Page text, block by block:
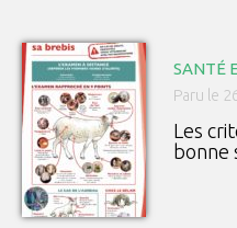
SANTÉ
Paru le
Les
bonne